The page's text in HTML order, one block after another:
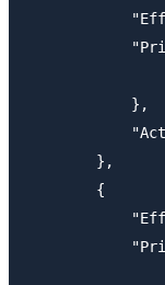
            },
        },
        {